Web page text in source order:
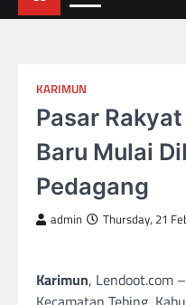
KARIMUN
Pasar
Baru Mulai
Pedagang
admin Thursday, 21
Karimun, Lendoot.com